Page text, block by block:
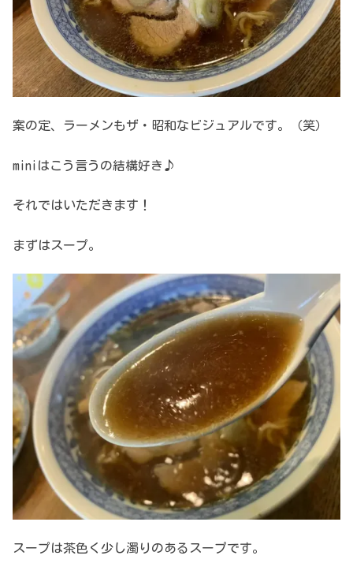
案の定、ラーメンもザ・昭和なビジュアルです。（笑）
miniはこう言うの結構好き♪
それではいただきます！
まずはスープ。
スープは茶色く少し濁りのあるスープです。